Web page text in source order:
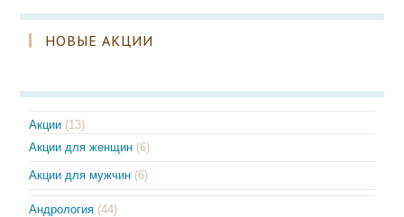
НОВЫЕ АКЦИИ
Акции (13)
Акции для женщин (6)
Акции для мужчин (6)
Андрология (44)